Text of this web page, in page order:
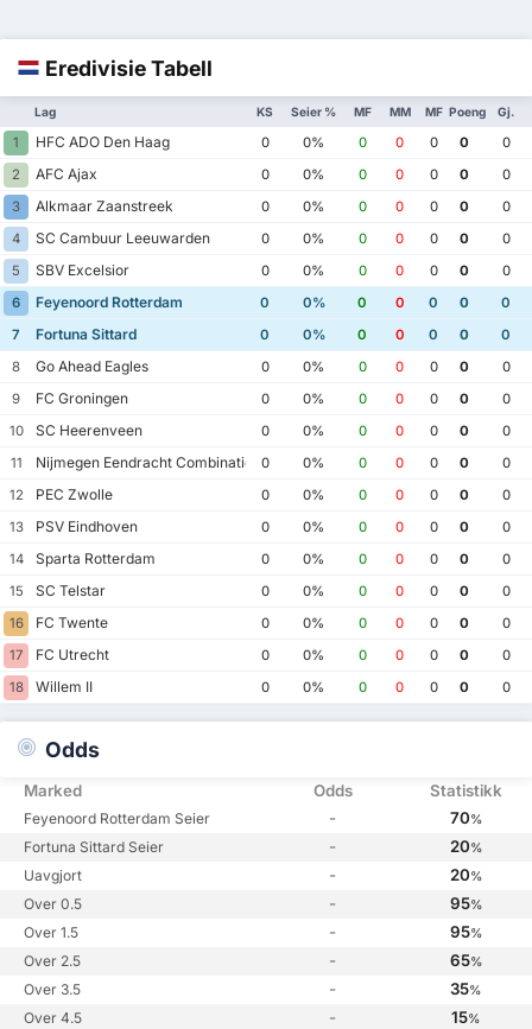
Eredivisie Tabell
Lag KS Seier % MF MM MF Poeng Gj.
1 HFC ADO Den Haag 0 0% 0 0 0 0
0
2
AFC Ajax 0 0% 0 0 0 0
0
3
Alkmaar Zaanstreek 0 0% 0 0 0 0
0
4
SC Cambuur Leeuwarden 0 0% 0 0 0 0
0
5
SBV Excelsior 0 0% 0 0 0 0
0
6
Feyenoord Rotterdam 0 0% 0 0 0 0
0
7
Fortuna Sittard 0 0% 0 0 0 0
0
8
Go Ahead Eagles 0 0% 0 0 0 0
0
9
FC Groningen 0 0% 0 0 0 0
0
10
SC Heerenveen 0 0% 0 0 0 0
0
11
Nijmegen Eendracht Combinatie 0 0% 0 0 0 0
0
12
PEC Zwolle 0 0% 0 0 0 0
0
13
PSV Eindhoven 0 0% 0 0 0 0
0
14
Sparta Rotterdam 0 0% 0 0 0 0
0
15
SC Telstar 0 0% 0 0 0 0
0
16
FC Twente 0 0% 0 0 0 0
0
17
FC Utrecht 0 0% 0 0 0 0
0
18
Willem II 0 0% 0 0 0 0 0
Odds
Marked Odds Statistikk
Feyenoord Rotterdam Seier - 70%
Fortuna Sittard Seier - 20%
Uavgjort - 20%
Over 0.5 - 95%
Over 1.5 - 95%
Over 2.5 - 65%
Over 3.5 - 35%
Over 4.5 - 15%